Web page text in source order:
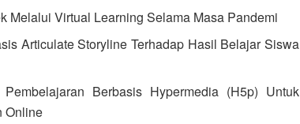
Melalui Virtual Learning Selama Masa Pandemi
Articulate Storyline Terhadap Hasil Belajar Siswa
Berbasis Hypermedia (H5p) Untuk
Online